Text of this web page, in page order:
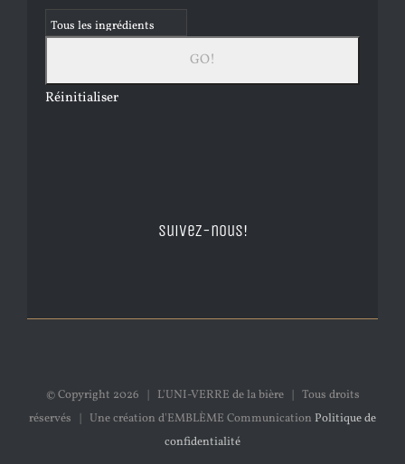
Réinitialiser
Suivez-nous!
© Copyright 2026 | L'UNI-VERRE de la bière | Tous droits
réservés | Une création d'EMBLÈME Communication Politique de
confidentialité